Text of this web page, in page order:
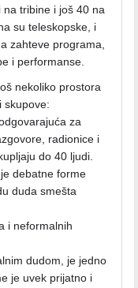
tribine i još 40 na
su teleskopske, i
zahteve programa,
i performanse.
nekoliko prostora
skupove:
za
radionice i
do 40 ljudi.
debatne forme
duda smešta
i neformalnih
dudom, je jedno
je uvek prijatno i